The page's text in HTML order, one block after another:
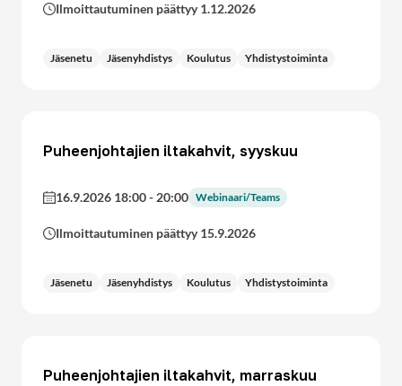
Ilmoittautuminen päättyy 1.12.2026
Jäsenetu Jäsenyhdistys Koulutus Yhdistystoiminta
Puheenjohtajien iltakahvit, syyskuu
16.9.2026 18:00-20:00 Webinaari/Teams
Ilmoittautuminen päättyy 15.9.2026
Jäsenetu Jäsenyhdistys Koulutus Yhdistystoiminta
Puheenjohtajien iltakahvit, marraskuu